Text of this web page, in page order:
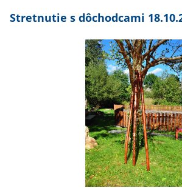
Stretnutie s dôchodcami